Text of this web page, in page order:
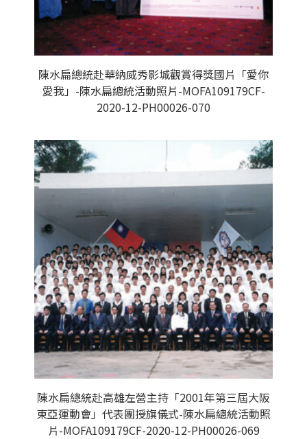
陳水扁總統赴華納威秀影城觀賞得獎國片「愛你
愛我」-陳水扁總統活動照片-MOFA109179CF-
2020-12-PH00026-070
陳水扁總統赴高雄左營主持「2001年第三屆大阪
東亞運動會」代表團授旗儀式-陳水扁總統活動照
片-MOFA109179CF-2020-12-PH00026-069